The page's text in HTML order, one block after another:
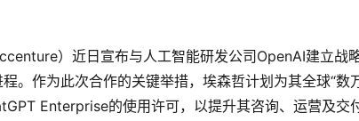
）近日宣布与人工智能研发公司OpenAI建立战
。作为此次合作的关键举措，埃森哲计划为其全球“数
Enterprise的使用许可，以提升其咨询、运营及交